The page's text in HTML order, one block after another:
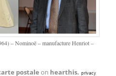
– Nominoë – manufacture Henriot –